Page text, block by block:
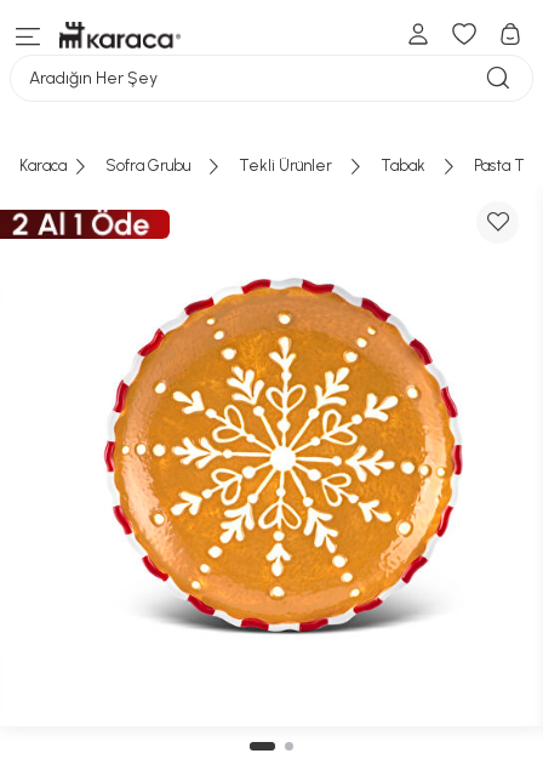
Aradığın Her Şey
Karaca Sofra Grubu Tekli Ürünler Tabak Pasta